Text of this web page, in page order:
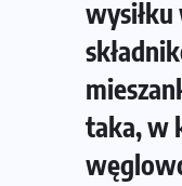
taka, w